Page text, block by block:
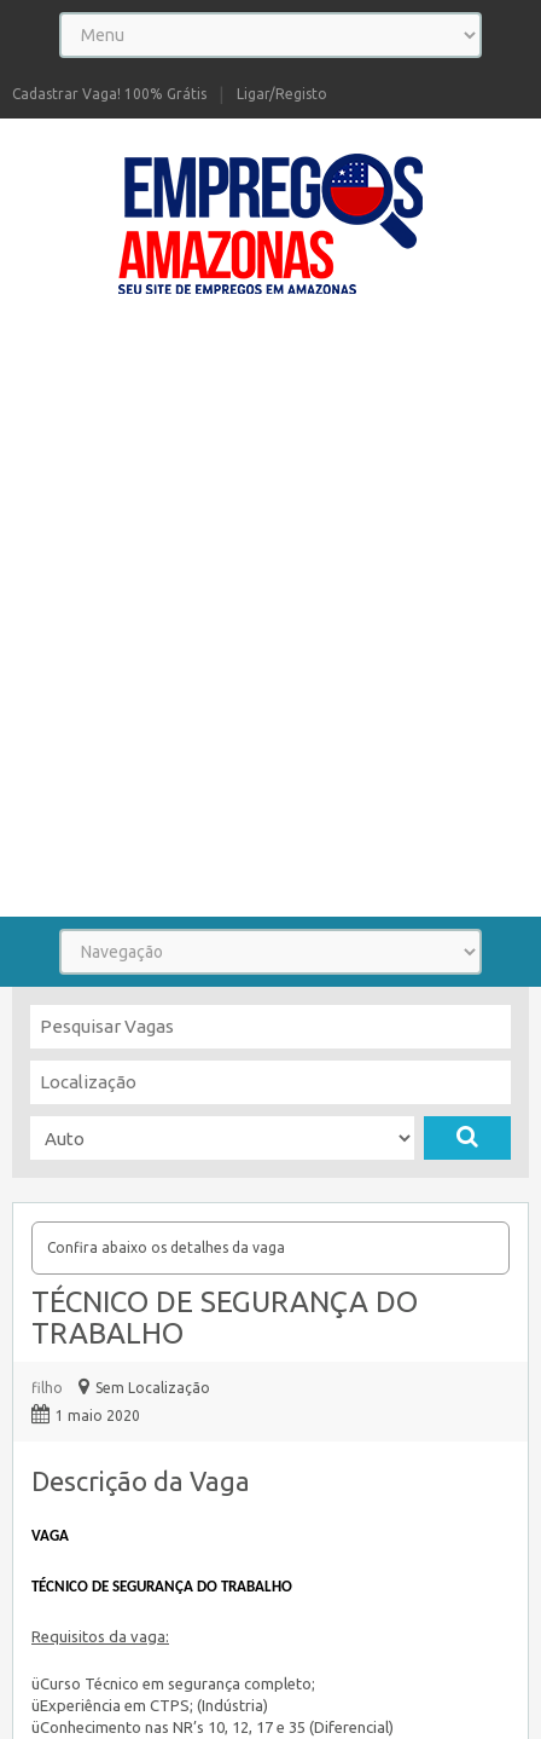
Ligar/Registo
Cadastrar Vaga! 100% Grátis
Confira abaixo os detalhes da vaga
TÉCNICO DE SEGURANÇA DO
TRABALHO
filho
Sem Localização
1 maio 2020
Descrição da Vaga
VAGA
TÉCNICO DE SEGURANÇA DO TRABALHO
Requisitos da vaga:
üCurso Técnico em segurança completo;
üExperiência em CTPS; (Indústria)
üConhecimento nas NR’s 10, 12, 17 e 35 (Diferencial)